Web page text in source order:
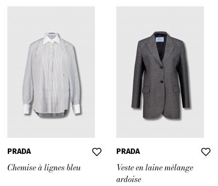
PRADA
Chemise à lignes bleu
PRADA
Veste en laine mélange
ardoise